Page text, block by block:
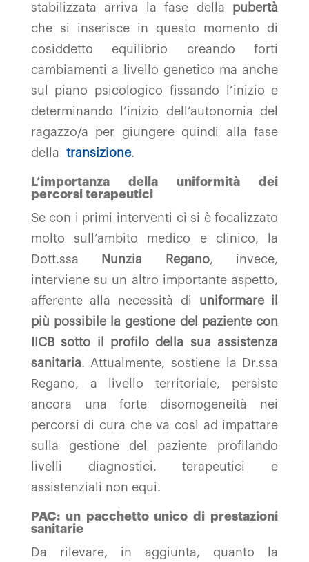
stabilizzata arriva la fase della pubertà
che si inserisce in questo momento di
cosiddetto equilibrio creando forti
cambiamenti a livello genetico ma anche
sul piano psicologico fissando l’inizio e
determinando l’inizio dell’autonomia del
ragazzo/a per giungere quindi alla fase
della transizione.
L’importanza della uniformità dei
percorsi terapeutici
Se con i primi interventi ci si è focalizzato
molto sull’ambito medico e clinico, la
Dott.ssa
Nunzia Regano, invece,
interviene su un altro importante aspetto,
afferente alla necessità di uniformare il
più possibile la gestione del paziente con
IICB sotto il profilo della sua assistenza
sanitaria. Attualmente, sostiene la Dr.ssa
Regano, a livello territoriale, persiste
ancora una forte disomogeneità nei
percorsi di cura che va così ad impattare
sulla gestione del paziente profilando
livelli diagnostici, terapeutici e
assistenziali non equi.
PAC: un pacchetto unico di prestazioni
sanitarie
Da rilevare, in aggiunta, quanto la